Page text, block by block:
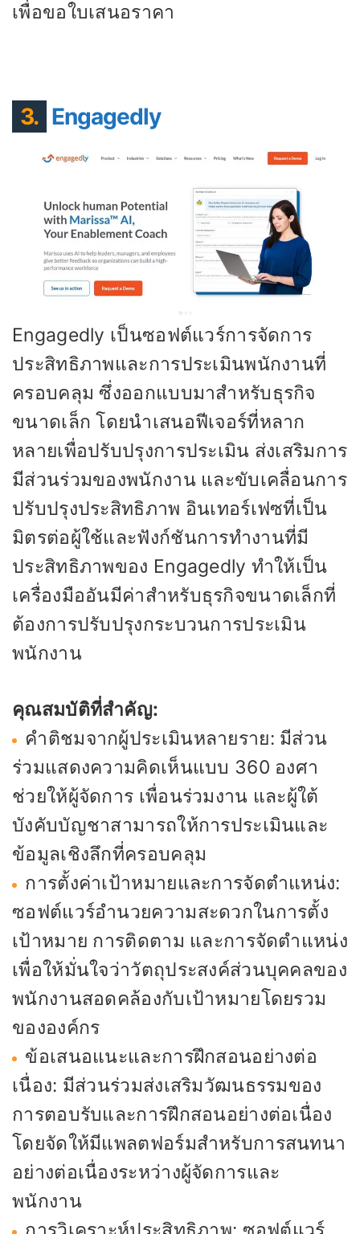
เพื่อขอใบเสนอราคา
3. Engagedly
Engagedly เป็นซอฟต์แวร์การจัดการ
ประสิทธิภาพและการประเมินพนักงานที่
ครอบคลุม ซึ่งออกแบบมาสำหรับธุรกิจ
ขนาดเล็ก โดยนำเสนอฟีเจอร์ที่หลาก
หลายเพื่อปรับปรุงการประเมิน ส่งเสริมการ
มีส่วนร่วมของพนักงาน และขับเคลื่อนการ
ปรับปรุงประสิทธิภาพ อินเทอร์เฟซที่เป็น
มิตรต่อผู้ใช้และฟังก์ชันการทำงานที่มี
ประสิทธิภาพของ Engagedly ทำให้เป็น
เครื่องมืออันมีค่าสำหรับธุรกิจขนาดเล็กที่
ต้องการปรับปรุงกระบวนการประเมิน
พนักงาน
คุณสมบัติที่สำคัญ:
คำติชมจากผู้ประเมินหลายราย: มีส่วน
ร่วมแสดงความคิดเห็นแบบ 360 องศา
ช่วยให้ผู้จัดการ เพื่อนร่วมงาน และผู้ใต้
บังคับบัญชาสามารถให้การประเมินและ
ข้อมูลเชิงลึกที่ครอบคลุม
การตั้งค่าเป้าหมายและการจัดตำแหน่ง:
ซอฟต์แวร์อำนวยความสะดวกในการตั้ง
เป้าหมาย การติดตาม และการจัดตำแหน่ง
เพื่อให้มั่นใจว่าวัตถุประสงค์ส่วนบุคคลของ
พนักงานสอดคล้องกับเป้าหมายโดยรวม
ขององค์กร
ข้อเสนอแนะและการฝึกสอนอย่างต่อ
เนื่อง: มีส่วนร่วมส่งเสริมวัฒนธรรมของ
การตอบรับและการฝึกสอนอย่างต่อเนื่อง
โดยจัดให้มีแพลตฟอร์มสำหรับการสนทนา
อย่างต่อเนื่องระหว่างผู้จัดการและ
พนักงาน